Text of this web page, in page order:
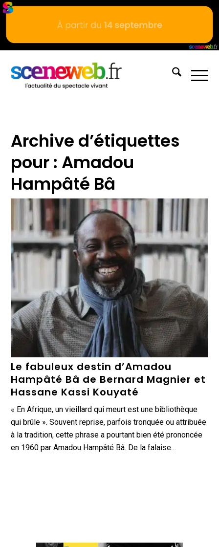
Archive d’étiquettes
pour : Amadou
Hampâté Bâ
Le fabuleux destin d’Amadou
Hampâté Bâ de Bernard Magnier et
Hassane Kassi Kouyaté
« En Afrique, un vieillard qui meurt est une bibliothèque
qui brûle ». Souvent reprise, parfois tronquée ou attribuée
à la tradition, cette phrase a pourtant bien été prononcée
en 1960 par Amadou Hampâté Bâ. De la falaise…